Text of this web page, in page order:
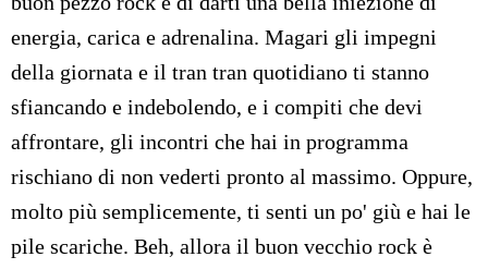
energia, carica e adrenalina. Magari gli impegni
della giornata e il tran tran quotidiano ti stanno
sfiancando e indebolendo, e i compiti che devi
affrontare, gli incontri che hai in programma
rischiano di non vederti pronto al massimo. Oppure,
molto più semplicemente, ti senti un po' giù e hai le
pile scariche. Beh, allora il buon vecchio rock è